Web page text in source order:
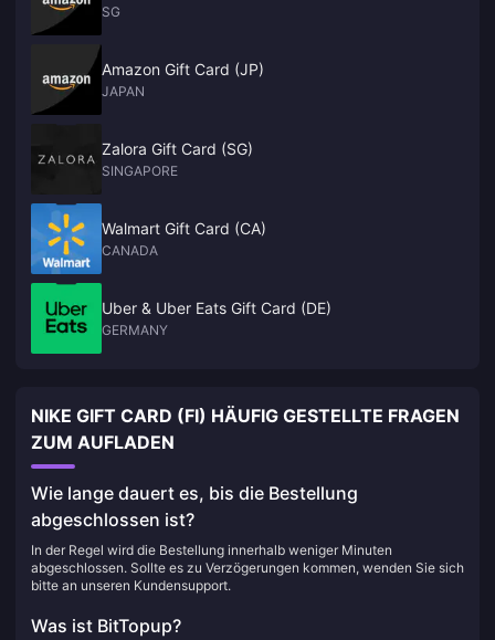
SG
Amazon Gift Card (JP)
JAPAN
Zalora Gift Card (SG)
SINGAPORE
Walmart Gift Card (CA)
CANADA
Uber & Uber Eats Gift Card (DE)
GERMANY
NIKE GIFT CARD (FI) HÄUFIG GESTELLTE FRAGEN
ZUM AUFLADEN
Wie lange dauert es, bis die Bestellung
abgeschlossen ist?
In der Regel wird die Bestellung innerhalb weniger Minuten
abgeschlossen. Sollte es zu Verzögerungen kommen, wenden Sie sich
bitte an unseren Kundensupport.
Was ist BitTopup?